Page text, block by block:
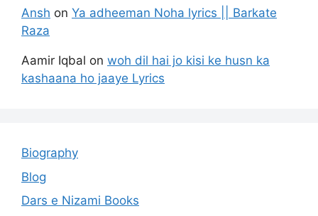
Ansh on Ya adheeman Noha lyrics || Barkate
Raza
Aamir Iqbal on woh dil hai jo kisi ke husn ka
kashaana ho jaaye Lyrics
Biography
Blog
Dars e Nizami Books